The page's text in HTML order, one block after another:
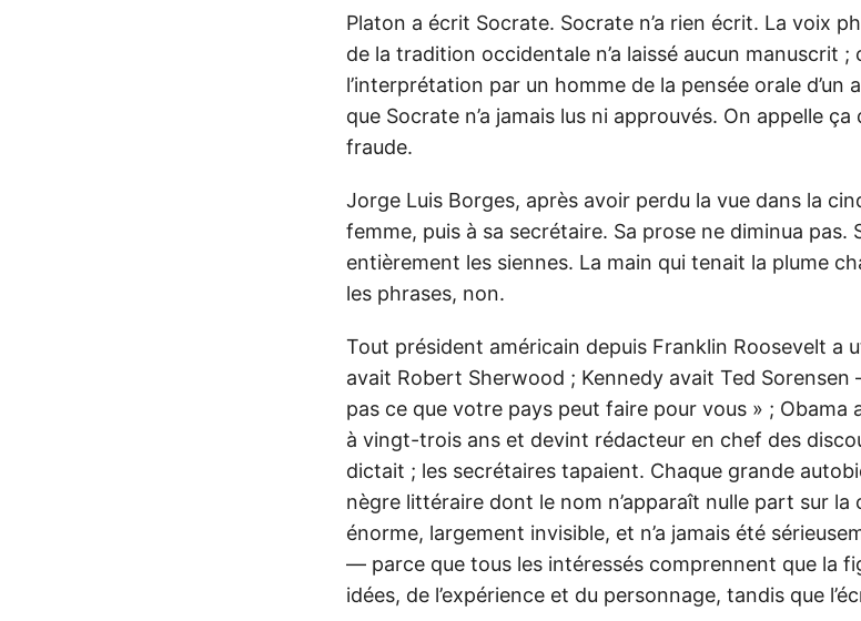
Platon a écrit Socrate. Socrate n’a rien écrit. La voix
de la tradition occidentale n’a laissé aucun manuscrit ;
l’interprétation par un homme de la pensée orale d’un
que Socrate n’a jamais lus ni approuvés. On appelle
fraude.
Jorge Luis Borges, après avoir perdu la vue dans la
femme, puis à sa secrétaire. Sa prose ne diminua pas.
entièrement les siennes. La main qui tenait la plume
les phrases, non.
Tout président américain depuis Franklin Roosevelt a
avait Robert Sherwood ; Kennedy avait Ted
pas ce que votre pays peut faire pour vous » ; Obama
à vingt-trois ans et devint rédacteur en chef des
dictait ; les secrétaires tapaient. Chaque grande
nègre littéraire dont le nom n’apparaît nulle part sur la
énorme, largement invisible, et n’a jamais été
— parce que tous les intéressés comprennent que la
idées, de l’expérience et du personnage, tandis que